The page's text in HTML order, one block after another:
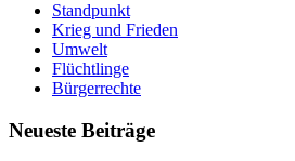
Standpunkt
Krieg und Frieden
Umwelt
Flüchtlinge
Bürgerrechte
Neueste Beiträge